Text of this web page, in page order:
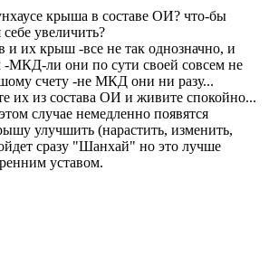
крыша в составе ОИ? что-бы
увеличить?
и их крыш -все не так однозначно, и
-МКД-ли они по сути своей совсем не
счету -не МКД они ни разу...
их из состава ОИ и живите спокойно...
случае немедленно появятся
улучшить (нарастить, изменить,
сразу "Шанхай" но это лучше
уставом.